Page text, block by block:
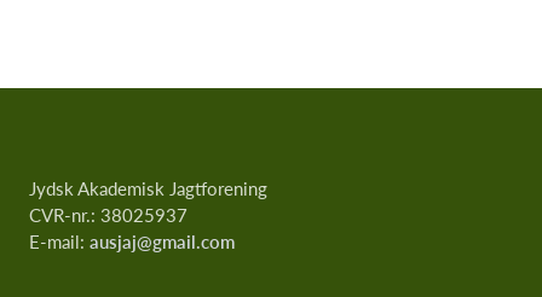
Jydsk Akademisk Jagtforening
CVR-nr.: 38025937
E-mail: ausjaj@gmail.com